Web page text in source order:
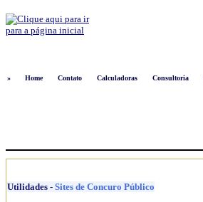
»
Home Contato Calculadoras Consultoria
Utilidades - Sites de Concuro Público